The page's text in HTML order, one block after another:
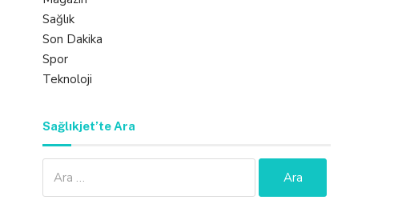
Sağlık
Son Dakika
Spor
Teknoloji
Sağlıkjet’te Ara